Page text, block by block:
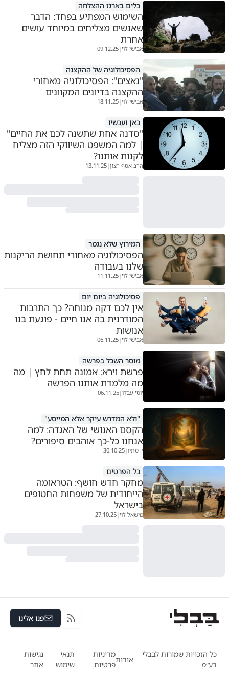
כלים בארגז ההצלחה
השימוש המפתיע בפחד: הדבר
שאנשים מצליחים במיוחד עושים
אחרת
אבישי לוי|
09.12.25
הפסיכולוגיה של ההקצנה
"נאצים": הפסיכולוגיה מאחורי
ההקצנה בדיונים המקוונים
אבישי לוי|
18.11.25
כאן ועכשיו
"סדנה אחת שתשנה לכם את החיים"
| למה המשפט השיווקי הזה מצליח
לקנות אותנו?
הרב אסף רצון|
13.11.25
המירוץ שלא נגמר
הפסיכולוגיה מאחורי תחושת הריקנות
שלנו בעבודה
אבישי לוי|
11.11.25
פסיכולוגיה ביום יום
אין לכם דקה מנוחה? כך התרבות
המודרנית בה אנו חיים - פוגעת בנו
אנושות
אבישי לוי|
06.11.25
מוסר השכל בפרשה
פרשת וירא: אמונה תחת לחץ | מה
מה מלמדת אותנו הפרשה
יוסי עבדו|
06.11.25
"ולא המדרש עיקר אלא המייסע"
הקסם האנושי של האגדה: למה
אנחנו כל-כך אוהבים סיפורים?
י. סתיו|
30.10.25
כל הפרטים
מחקר חדש חושף: הטראומה
הייחודית של משפחות החטופים
בישראל
מישאל לוי|
27.10.25
RSS פנו אלינו
כל הזכויות שמורות לבבלי
בע״מ
אודות
מדיניות
פרטיות
תנאי
שימוש
נגישות
אתר